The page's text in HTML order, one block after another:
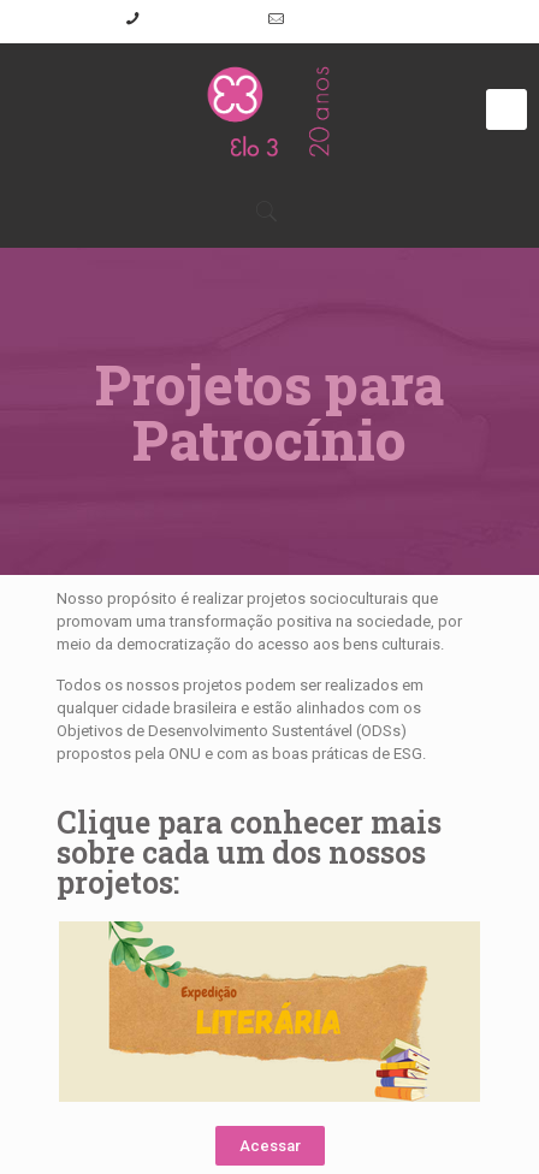
Projetos para
Patrocínio
Nosso propósito é realizar projetos socioculturais que
promovam uma transformação positiva na sociedade, por
meio da democratização do acesso aos bens culturais.
Todos os nossos projetos podem ser realizados em
qualquer cidade brasileira e estão alinhados com os
Objetivos de Desenvolvimento Sustentável (ODSs)
propostos pela ONU e com as boas práticas de ESG.
Clique para conhecer mais
sobre cada um dos nossos
projetos:
Acessar